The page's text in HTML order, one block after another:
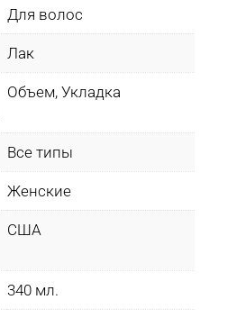
Для волос
Лак
Объем, Укладка
Все типы
Женские
США
340 мл.